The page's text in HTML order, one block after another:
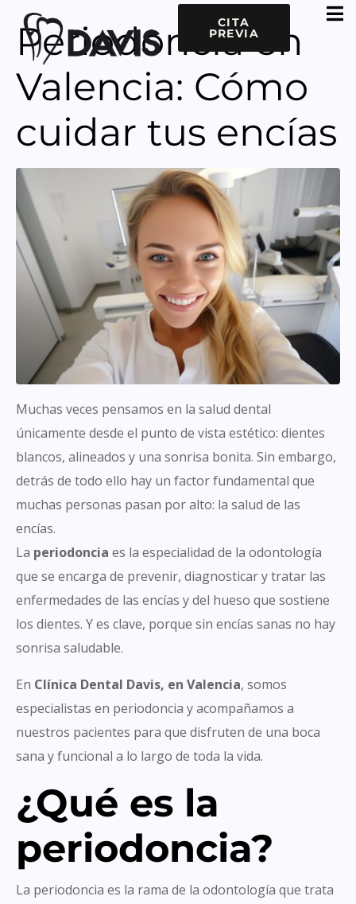
CITA
PREVIA
Periodoncia en
Valencia: Cómo
cuidar tus encías
Muchas veces pensamos en la salud dental
únicamente desde el punto de vista estético: dientes
blancos, alineados y una sonrisa bonita. Sin embargo,
detrás de todo ello hay un factor fundamental que
muchas personas pasan por alto: la salud de las
encías.
La periodoncia es la especialidad de la odontología
que se encarga de prevenir, diagnosticar y tratar las
enfermedades de las encías y del hueso que sostiene
los dientes. Y es clave, porque sin encías sanas no hay
sonrisa saludable.
En Clínica Dental Davis, en Valencia, somos
especialistas en periodoncia y acompañamos a
nuestros pacientes para que disfruten de una boca
sana y funcional a lo largo de toda la vida.
¿Qué es la
periodoncia?
La periodoncia es la rama de la odontología que trata